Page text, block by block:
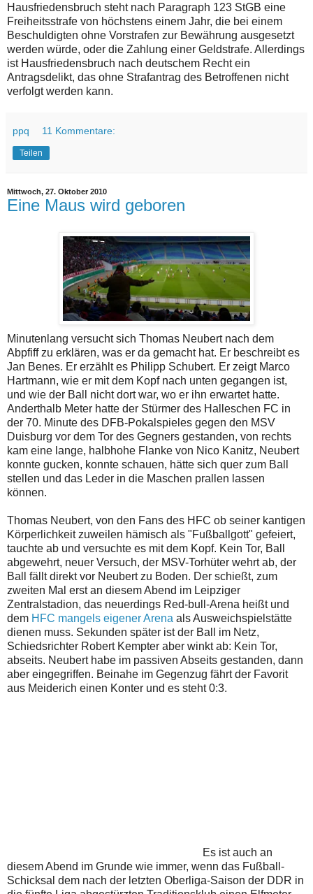
Hausfriedensbruch steht nach Paragraph 123 StGB eine
Freiheitsstrafe von höchstens einem Jahr, die bei einem
Beschuldigten ohne Vorstrafen zur Bewährung ausgesetzt
werden würde, oder die Zahlung einer Geldstrafe. Allerdings
ist Hausfriedensbruch nach deutschem Recht ein
Antragsdelikt, das ohne Strafantrag des Betroffenen nicht
verfolgt werden kann.
ppq 11 Kommentare:
Teilen
Mittwoch, 27. Oktober 2010
Eine Maus wird geboren
Minutenlang versucht sich Thomas Neubert nach dem
Abpfiff zu erklären, was er da gemacht hat. Er beschreibt es
Jan Benes. Er erzählt es Philipp Schubert. Er zeigt Marco
Hartmann, wie er mit dem Kopf nach unten gegangen ist,
und wie der Ball nicht dort war, wo er ihn erwartet hatte.
Anderthalb Meter hatte der Stürmer des Halleschen FC in
der 70. Minute des DFB-Pokalspieles gegen den MSV
Duisburg vor dem Tor des Gegners gestanden, von rechts
kam eine lange, halbhohe Flanke von Nico Kanitz, Neubert
konnte gucken, konnte schauen, hätte sich quer zum Ball
stellen und das Leder in die Maschen prallen lassen
können.
Thomas Neubert, von den Fans des HFC ob seiner kantigen
Körperlichkeit zuweilen hämisch als "Fußballgott" gefeiert,
tauchte ab und versuchte es mit dem Kopf. Kein Tor, Ball
abgewehrt, neuer Versuch, der MSV-Torhüter wehrt ab, der
Ball fällt direkt vor Neubert zu Boden. Der schießt, zum
zweiten Mal erst an diesem Abend im Leipziger
Zentralstadion, das neuerdings Red-bull-Arena heißt und
dem HFC mangels eigener Arena als Ausweichspielstätte
dienen muss. Sekunden später ist der Ball im Netz,
Schiedsrichter Robert Kempter aber winkt ab: Kein Tor,
abseits. Neubert habe im passiven Abseits gestanden, dann
aber eingegriffen. Beinahe im Gegenzug fährt der Favorit
aus Meiderich einen Konter und es steht 0:3.
Es ist auch an
diesem Abend im Grunde wie immer, wenn das Fußball-
Schicksal dem nach der letzten Oberliga-Saison der DDR in